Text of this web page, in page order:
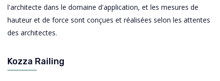
l'architecte dans le domaine d'application, et les mesures de
hauteur et de force sont conçues et réalisées selon les attentes
des architectes.
Kozza Railing